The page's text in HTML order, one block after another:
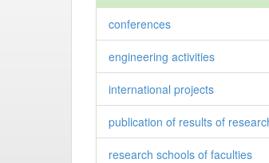
conferences
engineering activities
international projects
publication of results of
research schools of faculties